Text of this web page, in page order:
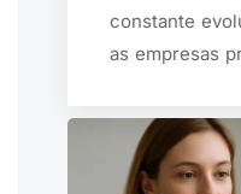
constante
as empresas